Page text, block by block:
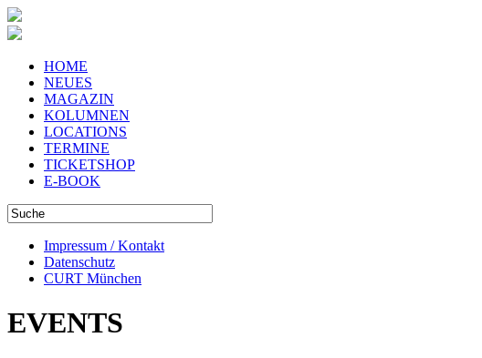
HOME
NEUES
MAGAZIN
KOLUMNEN
LOCATIONS
TERMINE
TICKETSHOP
E-BOOK
Impressum / Kontakt
Datenschutz
CURT München
EVENTS